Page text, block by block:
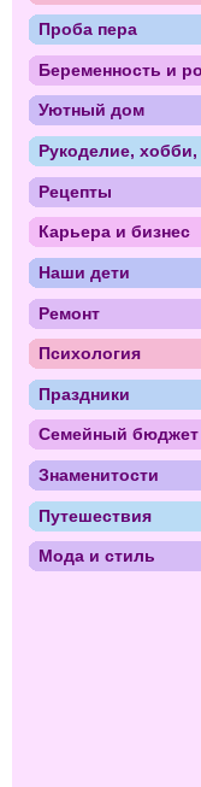
Проба пера
Беременность и
Уютный дом
Рукоделие,
Рецепты
Карьера и бизнес
Наши дети
Ремонт
Психология
Праздники
Семейный бюджет
Знаменитости
Путешествия
Мода и стиль